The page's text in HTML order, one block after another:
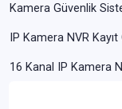
Kamera Güvenlik
IP Kamera NVR Kayıt
16 Kanal IP Kamera